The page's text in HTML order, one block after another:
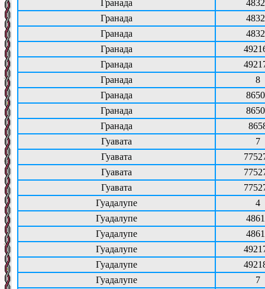
Гранада
Гранада
Гранада
Гранада
Гранада
Гранада
8
Гранада
Гранада
Гранада
Гуавата
7
Гуавата
Гуавата
Гуавата
Гуадалупе
4
Гуадалупе
Гуадалупе
Гуадалупе
Гуадалупе
Гуадалупе
7